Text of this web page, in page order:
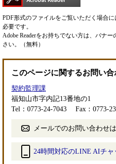
PDF形式のファイルをご覧いただく場合に
必要です。
Adobe Readerをお持ちでない方は、バナ
さい。（無料）
このページに関するお問い合
契約監理課
福知山市字内記13番地の1
Tel：0773-24-7043
Fax：0773-
メールでのお問い合わせ
24時間対応のLINE AIチャ